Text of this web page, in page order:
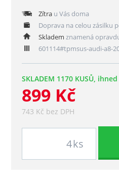
Zítrau Vás doma
Doprava na celou zásilku
Skladem znamená
601114#tpmsus-audi-a8-
SKLADEM 1170 KUSŮ, ihned
899 Kč
743 Kč bez DPH
ks